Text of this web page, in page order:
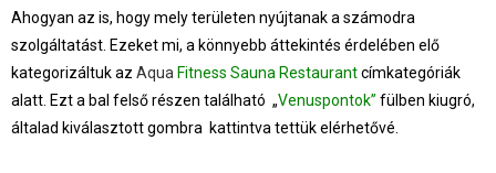
Ahogyan az is, hogy mely területen nyújtanak a számodra
szolgáltatást. Ezeket mi, a könnyebb áttekintés érdelében elő
kategorizáltuk az Aqua Fitness Sauna Restaurantcímkategóriák
alatt. Ezt a bal felső részen található „Venuspontok” fülben kiugró,
általad kiválasztott gombra kattintva tettük elérhetővé.